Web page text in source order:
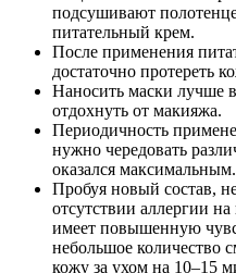
подсушивают
питательный крем.
После применения
достаточно протереть
Наносить маски лучше
отдохнуть от макияжа.
Периодичность
нужно чередовать
оказался максимальным.
Пробуя новый состав,
отсутствии аллергии
имеет повышенную
небольшое количество
кожу за ухом на 10–15